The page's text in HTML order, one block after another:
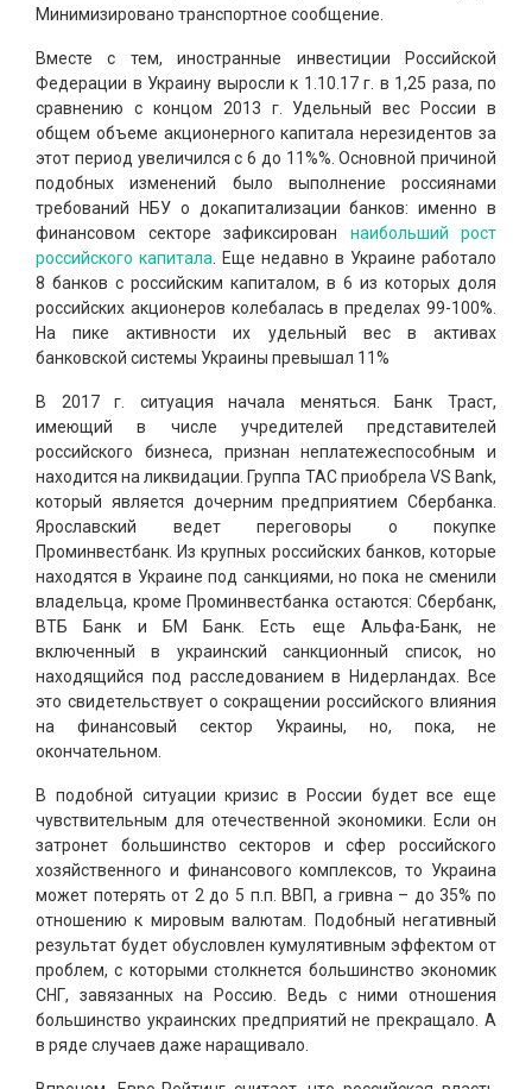
Минимизировано транспортное сообщение.
Вместе с тем, иностранные инвестиции Российской
Федерации в Украину выросли к 1.10.17 г. в 1,25 раза, по
сравнению с концом 2013 г. Удельный вес России в
общем объеме акционерного капитала нерезидентов за
этот период увеличился с 6 до 11%%. Основной причиной
подобных изменений было выполнение россиянами
требований НБУ о докапитализации банков: именно в
финансовом секторе зафиксирован наибольший рост
российского капитала . Еще недавно в Украине работало
8 банков с российским капиталом, в 6 из которых доля
российских акционеров колебалась в пределах 99-100%.
На пике активности их удельный вес в активах
банковской системы Украины превышал 11%
В 2017 г. ситуация начала меняться. Банк Траст,
имеющий в числе учредителей представителей
российского бизнеса, признан неплатежеспособным и
находится на ликвидации. Группа ТАС приобрела VS Bank,
который является дочерним предприятием Сбербанка.
Ярославский ведет переговоры о покупке
Проминвестбанк. Из крупных российских банков, которые
находятся в Украине под санкциями, но пока не сменили
владельца, кроме Проминвестбанка остаются: Сбербанк,
ВТБ Банк и БМ Банк. Есть еще Альфа-Банк, не
включенный в украинский санкционный список, но
находящийся под расследованием в Нидерландах. Все
это свидетельствует о сокращении российского влияния
на финансовый сектор Украины, но, пока, не
окончательном.
В подобной ситуации кризис в России будет все еще
чувствительным для отечественной экономики. Если он
затронет большинство секторов и сфер российского
хозяйственного и финансового комплексов, то Украина
может потерять от 2 до 5 п.п. ВВП, а гривна – до 35% по
отношению к мировым валютам. Подобный негативный
результат будет обусловлен кумулятивным эффектом от
проблем, с которыми столкнется большинство экономик
СНГ, завязанных на Россию. Ведь с ними отношения
большинство украинских предприятий не прекращало. А
в ряде случаев даже наращивало.